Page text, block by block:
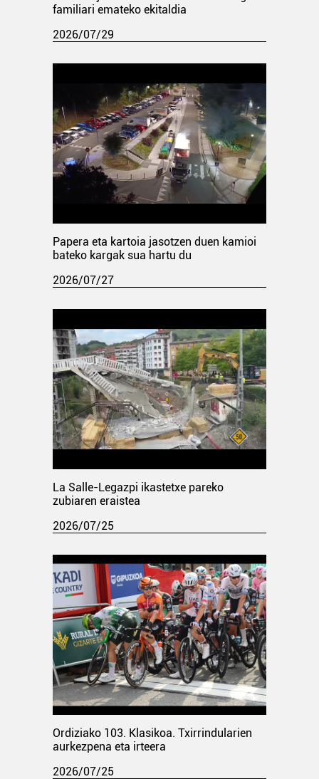
familiari emateko ekitaldia
2026/07/29
Papera eta kartoia jasotzen duen kamioi
bateko kargak sua hartu du
2026/07/27
La Salle-Legazpi ikastetxe pareko
zubiaren eraistea
2026/07/25
Ordiziako 103. Klasikoa. Txirrindularien
aurkezpena eta irteera
2026/07/25